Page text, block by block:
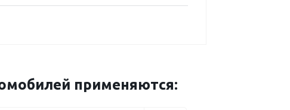
применяются: